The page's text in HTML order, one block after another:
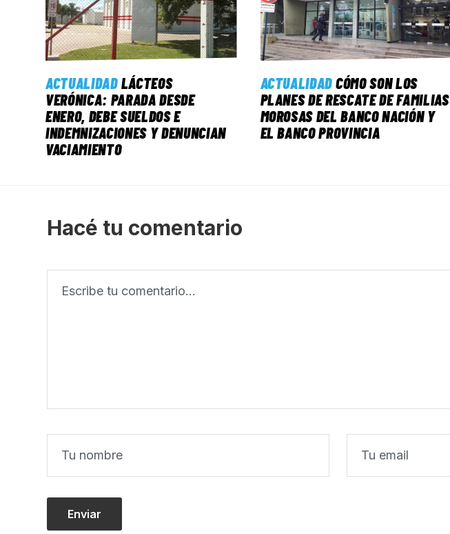
ACTUALIDAD LÁCTEOS
VERÓNICA: PARADA DESDE
ENERO, DEBE SUELDOS E
INDEMNIZACIONES Y DENUNCIAN
VACIAMIENTO
ACTUALIDADCÓMO SON LOS
PLANES DE RESCATE DE FAMILIAS
MOROSAS DEL BANCO NACIÓN Y
EL BANCO PROVINCIA
Hacé tu comentario